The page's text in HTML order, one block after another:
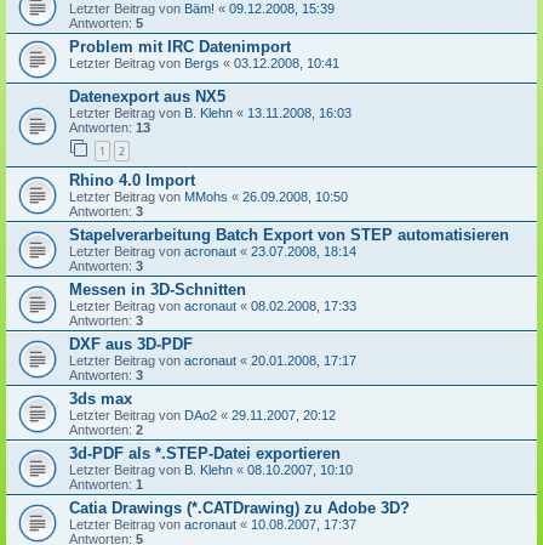
Letzter Beitrag von Bäm! « 09.12.2008, 15:39
Antworten: 5
Problem mit IRC Datenimport
Letzter Beitrag von Bergs « 03.12.2008, 10:41
Datenexport aus NX5
Letzter Beitrag von B. Klehn « 13.11.2008, 16:03
Antworten: 13
1 2
Rhino 4.0 Import
Letzter Beitrag von MMohs « 26.09.2008, 10:50
Antworten: 3
Stapelverarbeitung Batch Export von STEP automatisieren
Letzter Beitrag von acronaut « 23.07.2008, 18:14
Antworten: 3
Messen in 3D-Schnitten
Letzter Beitrag von acronaut « 08.02.2008, 17:33
Antworten: 3
DXF aus 3D-PDF
Letzter Beitrag von acronaut « 20.01.2008, 17:17
Antworten: 3
3ds max
Letzter Beitrag von DAo2 « 29.11.2007, 20:12
Antworten: 2
3d-PDF als *.STEP-Datei exportieren
Letzter Beitrag von B. Klehn « 08.10.2007, 10:10
Antworten: 1
Catia Drawings (*.CATDrawing) zu Adobe 3D?
Letzter Beitrag von acronaut « 10.08.2007, 17:37
Antworten: 5